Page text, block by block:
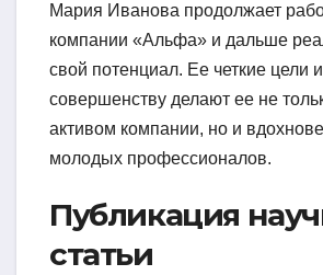
Мария Иванова продолжает
компании «Альфа» и дальше
свой потенциал. Ее четкие цели
совершенству делают ее не
активом компании, но и
молодых профессионалов.
Публикация
статьи